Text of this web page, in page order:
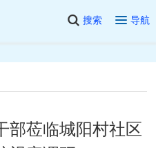
搜索 导航
部莅临城阳村社区